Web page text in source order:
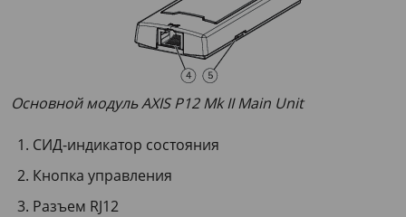
Основной модуль AXIS P12 Mk II Main Unit
СИД-индикатор состояния
Кнопка управления
Разъем RJ12